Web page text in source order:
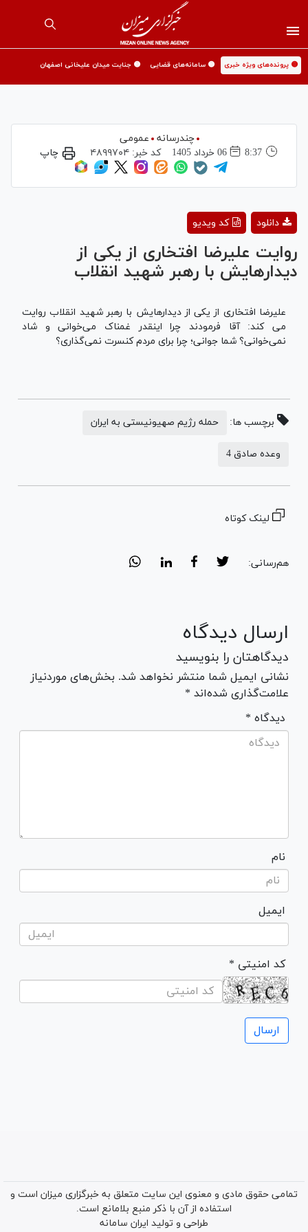
🟡 پرونده‌های ویژه خبری 🟡 سامانه‌های قضایی 🟡 جنایت میدان علیخانی اصفهان
چندرسانه
عمومی
8:37
06 خرداد 1405 کد خبر:۴۸۹۹۷۰۴ چاپ
Video
کد ویدیو دانلود
روایت علیرضا افتخاری از یکی از
دیدارهایش با رهبر شهید انقلاب
علیرضا افتخاری از یکی از دیدارهایش با رهبر شهید انقلاب روایت
می کند: آقا فرمودند چرا اینقدر غمناک می‌خوانی و شاد
نمی‌خوانی؟ شما جوانی؛ چرا برای مردم کنسرت نمی‌گذاری؟
برچسب ها: حمله رژیم صهیونیستی به ایران
وعده صادق 4
لینک کوتاه
هم‌رسانی:
ارسال دیدگاه
دیدگاهتان را بنویسید
نشانی ایمیل شما منتشر نخواهد شد. بخش‌های موردنیاز
علامت‌گذاری شده‌اند *
* دیدگاه
نام
ایمیل
* کد امنیتی
تمامی حقوق مادی و معنوی این سایت متعلق به خبرگزاری میزان است و
استفاده از آن با ذکر منبع بلامانع است.
طراحی و تولید ایران سامانه